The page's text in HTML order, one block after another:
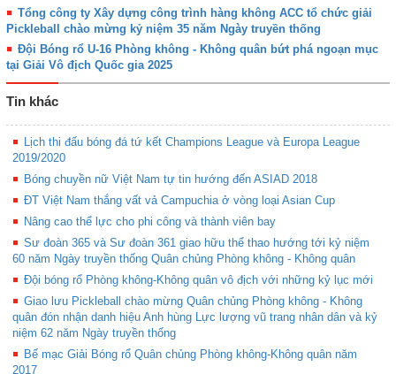
Tổng công ty Xây dựng công trình hàng không ACC tổ chức giải
Pickleball chào mừng kỷ niệm 35 năm Ngày truyền thống
Đội Bóng rổ U-16 Phòng không - Không quân bứt phá ngoạn mục
tại Giải Vô địch Quốc gia 2025
Tin khác
Lịch thi đấu bóng đá tứ kết Champions League và Europa League
2019/2020
Bóng chuyền nữ Việt Nam tự tin hướng đến ASIAD 2018
ĐT Việt Nam thắng vất vả Campuchia ở vòng loại Asian Cup
Nâng cao thể lực cho phi công và thành viên bay
Sư đoàn 365 và Sư đoàn 361 giao hữu thể thao hướng tới kỷ niệm
60 năm Ngày truyền thống Quân chủng Phòng không - Không quân
Đội bóng rổ Phòng không-Không quân vô địch với những kỷ lục mới
Giao lưu Pickleball chào mừng Quân chủng Phòng không - Không
quân đón nhận danh hiệu Anh hùng Lực lượng vũ trang nhân dân và kỷ
niệm 62 năm Ngày truyền thống
Bế mạc Giải Bóng rổ Quân chủng Phòng không-Không quân năm
2017